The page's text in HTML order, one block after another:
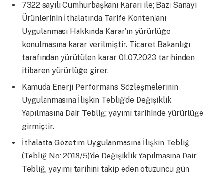
7322 sayılı Cumhurbaşkanı Kararı ile; Bazı Sanayi
Ürünlerinin İthalatında Tarife Kontenjanı
Uygulanması Hakkında Karar’ın yürürlüğe
konulmasına karar verilmiştir. Ticaret Bakanlığı
tarafından yürütülen karar 01.07.2023 tarihinden
itibaren yürürlüğe girer.
Kamuda Enerji Performans Sözleşmelerinin
Uygulanmasına İlişkin Tebliğ’de Değişiklik
Yapılmasına Dair Tebliğ; yayımı tarihinde yürürlüğe
girmiştir.
İthalatta Gözetim Uygulanmasına İlişkin Tebliğ
(Tebliğ No: 2018/5)’de Değişiklik Yapılmasına Dair
Tebliğ, yayımı tarihini takip eden otuzuncu gün